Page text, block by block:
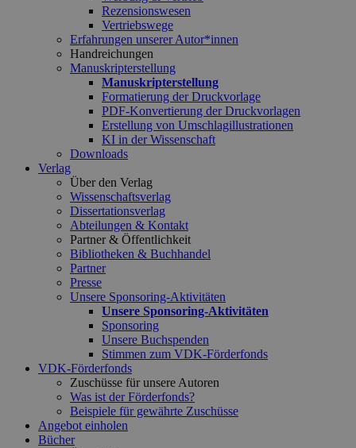
Rezensionswesen
Vertriebswege
Erfahrungen unserer Autor*innen
Handreichungen
Manuskripterstellung
Manuskripterstellung
Formatierung der Druckvorlage
PDF-Konvertierung der Druckvorlagen
Erstellung von Umschlagillustrationen
KI in der Wissenschaft
Downloads
Verlag
Über den Verlag
Wissenschaftsverlag
Dissertationsverlag
Abteilungen & Kontakt
Partner & Öffentlichkeit
Bibliotheken & Buchhandel
Partner
Presse
Unsere Sponsoring-Aktivitäten
Unsere Sponsoring-Aktivitäten
Sponsoring
Unsere Buchspenden
Stimmen zum VDK-Förderfonds
VDK-Förderfonds
Zuschüsse für unsere Autoren
Was ist der Förderfonds?
Beispiele für gewährte Zuschüsse
Angebot einholen
Bücher